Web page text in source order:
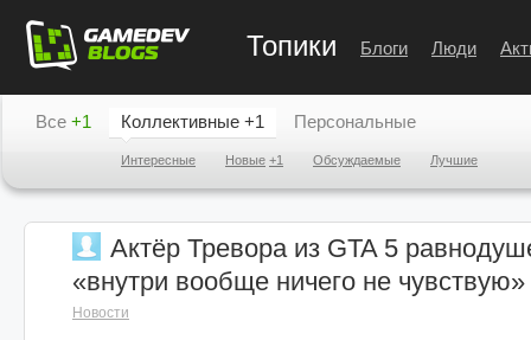
Топики Блоги Люди
Все +1 Коллективные +1
Интересные Новые +1 Обсуждаемые Лучшие
Персональные
Актёр Тревора из GTA 5
«внутри вообще ничего не чувствую»
Новости